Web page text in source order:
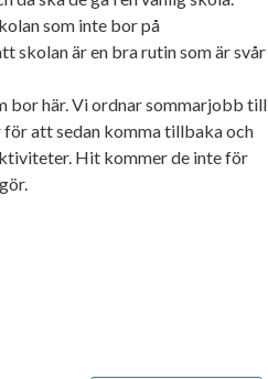
som inte bor på
skolan är en bra rutin som är svår
bor här. Vi ordnar sommarjobb till
att sedan komma tillbaka och
Hit kommer de inte för